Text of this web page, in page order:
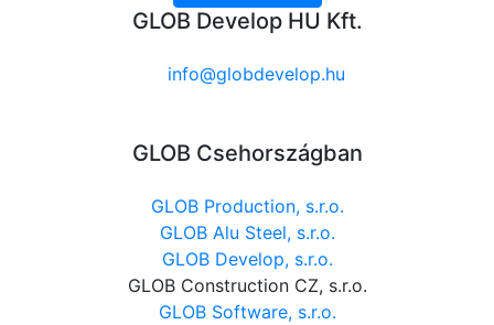
GLOB Develop HU Kft.
info@globdevelop.hu
GLOB Csehországban
GLOB Production, s.r.o.
GLOB Alu Steel, s.r.o.
GLOB Develop, s.r.o.
GLOB Construction CZ, s.r.o.
GLOB Software, s.r.o.